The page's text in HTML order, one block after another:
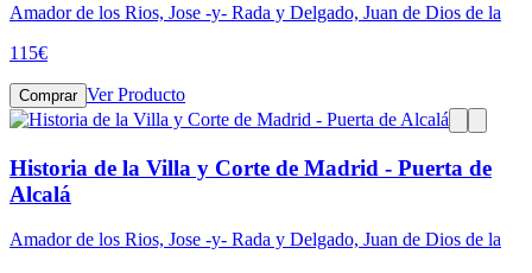
Amador de los Rios, Jose -y- Rada y Delgado, Juan de Dios de la
115€
Comprar Ver Producto
Historia de la Villa y Corte de Madrid - Puerta de
Alcalá
Amador de los Rios, Jose -y- Rada y Delgado, Juan de Dios de la